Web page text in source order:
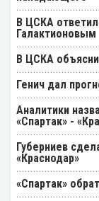
В ЦСКА
Галактионовым
В ЦСКА
Генич дал
Аналитики
«Спартак» -
Губерниев
«Краснодар»
«Спартак»